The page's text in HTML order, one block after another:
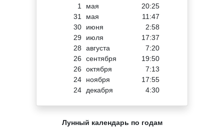
1
мая
20:25
31
мая
11:47
30
июня
2:58
29
июля
17:37
28
августа
7:20
26
сентября
19:50
26
октября
7:13
24
ноября
17:55
24
декабря 4:30
Лунный календарь по годам